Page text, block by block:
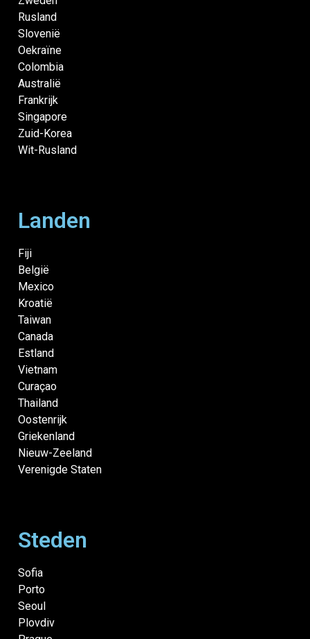
Rusland
Slovenië
Oekraïne
Colombia
Australië
Frankrijk
Singapore
Zuid-Korea
Wit-Rusland
Landen
Fiji
België
Mexico
Kroatië
Taiwan
Canada
Estland
Vietnam
Curaçao
Thailand
Oostenrijk
Griekenland
Nieuw-Zeeland
Verenigde Staten
Steden
Sofia
Porto
Seoul
Plovdiv